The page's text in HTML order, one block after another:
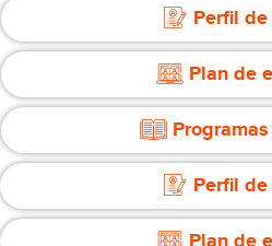
Perfil
Plan de
Perfil